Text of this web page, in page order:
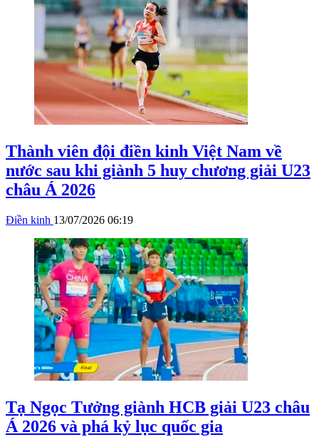
Thành viên đội điền kinh Việt Nam về
nước sau khi giành 5 huy chương giải U23
châu Á 2026
Điền kinh 13/07/2026 06:19
Tạ Ngọc Tưởng giành HCB giải U23 châu
Á 2026 và phá kỷ lục quốc gia